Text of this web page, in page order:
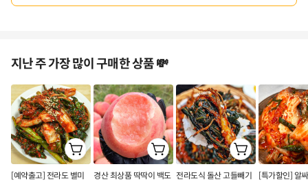
지난 주 가장 많이 구매한 상품 💸
[예약출고] 전라도 별미
경산 최상품 딱딱이 백도 전라도식 돌산 고들빼기
[특가할인] 알